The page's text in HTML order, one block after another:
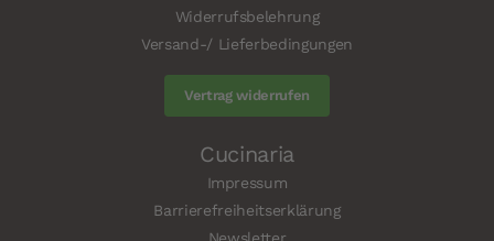
Widerrufsbelehrung
Versand-/ Lieferbedingungen
Vertrag widerrufen
Cucinaria
Impressum
Barrierefreiheitserklärung